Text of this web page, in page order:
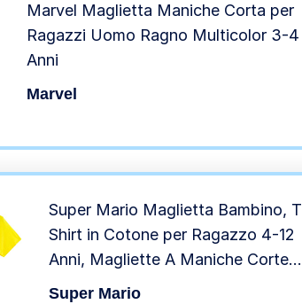
Marvel Maglietta Maniche Corta per
Ragazzi Uomo Ragno Multicolor 3-4
Anni
Marvel
Super Mario Maglietta Bambino, T
Shirt in Cotone per Ragazzo 4-12
Anni, Magliette A Maniche Corte,
Abbigliamento Originale (Giallo, 9-
Super Mario